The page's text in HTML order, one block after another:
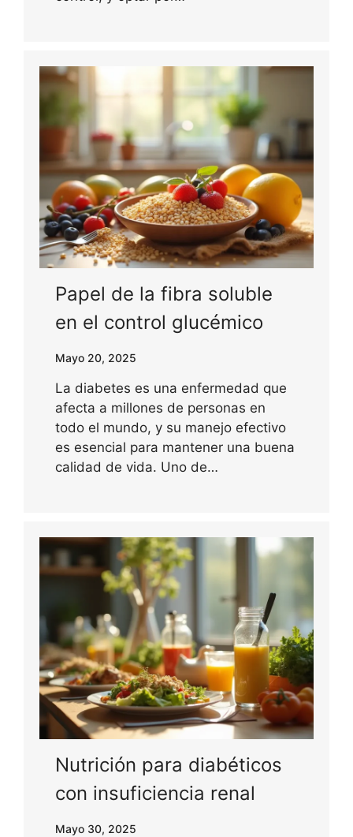
Papel de la fibra soluble
en el control glucémico
Mayo 20, 2025
La diabetes es una enfermedad que
afecta a millones de personas en
todo el mundo, y su manejo efectivo
es esencial para mantener una buena
calidad de vida. Uno de…
Nutrición para diabéticos
con insuficiencia renal
Mayo 30, 2025